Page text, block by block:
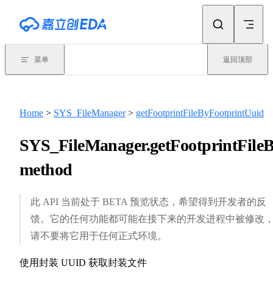
菜单 返回顶部
Home > SYS_FileManager> getFootprintFileByFootprintUuid
method
此 API 当前处于 BETA 预览状态，希望得到开发者的反
馈。它的任何功能都可能在接下来的开发进程中被修改
请不要将它用于任何正式环境。
使用封装 UUID 获取封装文件